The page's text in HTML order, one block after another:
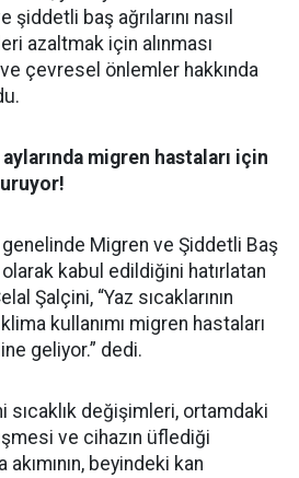
şiddetli baş ağrılarını nasıl
azaltmak için alınması
çevresel önlemler hakkında
aylarında migren hastaları için
genelinde Migren ve Şiddetli Baş
olarak kabul edildiğini hatırlatan
Şalçini, “Yaz sıcaklarının
kullanımı migren hastaları
geliyor.” dedi.
sıcaklık değişimleri, ortamdaki
ve cihazın üflediği
beyindeki kan